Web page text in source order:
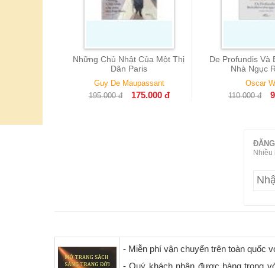
Những Chủ Nhật Của Một Thị
Dân Paris
Guy De Maupassant
195.000 đ 175.000 đ
De Profundis Và
Nhà Ngục
Oscar
110.000 đ
Nhiều
- Miễn phí vận chuyển trên toàn quốc
- Quý khách nhận được hàng trong